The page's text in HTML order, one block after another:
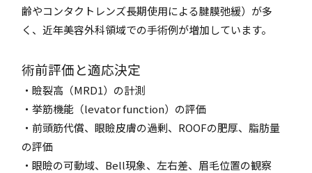
齢やコンタクトレンズ長期使用による腱膜弛緩）が多
く、近年美容外科領域での手術例が増加しています。
術前評価と適応決定
・瞼裂高（MRD1）の計測
・挙筋機能（levator function）の評価
・前頭筋代償、眼瞼皮膚の過剰、ROOFの肥厚、脂肪量
の評価
・眼瞼の可動域、Bell現象、左右差、眉毛位置の観察